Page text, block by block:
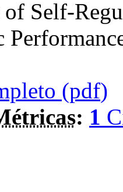
Self-
(pdf)
: 1